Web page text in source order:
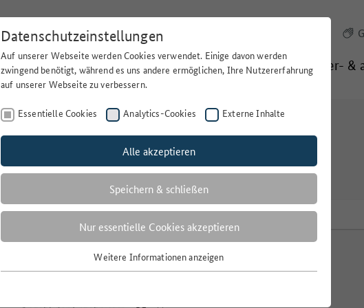
Suchen Länder- &
Datenschutzeinstellungen
Auf unserer Webseite werden Cookies verwendet. Einige davon werden
zwingend benötigt, während es uns andere ermöglichen, Ihre Nutzererfahrung
auf unserer Webseite zu verbessern.
Essentielle Cookies Analytics-Cookies Externe Inhalte
Alle akzeptieren
Speichern & schließen
Nur essentielle Cookies akzeptieren
Essentielle Cookies
Weitere Informationen anzeigen